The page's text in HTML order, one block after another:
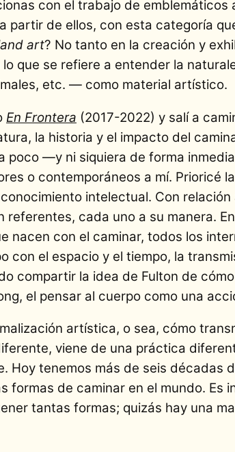
con el trabajo de
partir de ellos, con esta categoría
art? No tanto en la creación y
que se refiere a entender la
etc. — como material artístico.
En Frontera (2017-2022) y salí a
la historia y el impacto del
poco —y ni siquiera de forma
o contemporáneos a mí. Prioricé
intelectual. Con
referentes, cada uno a su manera.
nacen con el caminar, todos los
con el espacio y el tiempo, la
compartir la idea de Fulton de
el pensar al cuerpo como una
artística, o sea, cómo
viene de una práctica
Hoy tenemos más de seis décadas
formas de caminar en el mundo. Es
tantas formas; quizás hay una